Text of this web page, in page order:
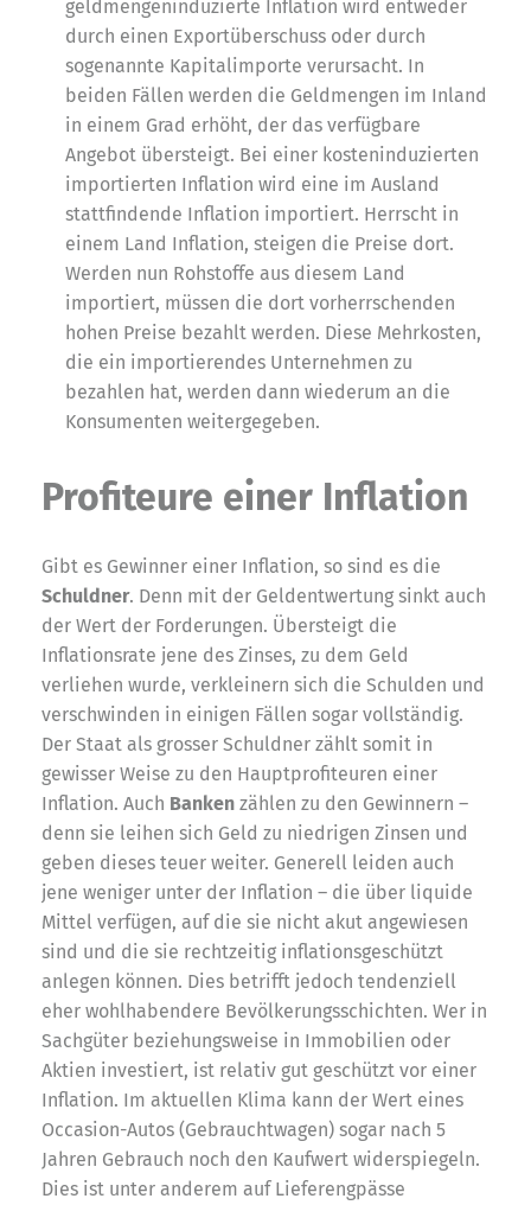
geldmengeninduzierte Inflation wird entweder
durch einen Exportüberschuss oder durch
sogenannte Kapitalimporte verursacht. In
beiden Fällen werden die Geldmengen im Inland
in einem Grad erhöht, der das verfügbare
Angebot übersteigt. Bei einer kosteninduzierten
importierten Inflation wird eine im Ausland
stattfindende Inflation importiert. Herrscht in
einem Land Inflation, steigen die Preise dort.
Werden nun Rohstoffe aus diesem Land
importiert, müssen die dort vorherrschenden
hohen Preise bezahlt werden. Diese Mehrkosten,
die ein importierendes Unternehmen zu
bezahlen hat, werden dann wiederum an die
Konsumenten weitergegeben.
Profiteure einer Inflation
Gibt es Gewinner einer Inflation, so sind es die
Schuldner. Denn mit der Geldentwertung sinkt auch
der Wert der Forderungen. Übersteigt die
Inflationsrate jene des Zinses, zu dem Geld
verliehen wurde, verkleinern sich die Schulden und
verschwinden in einigen Fällen sogar vollständig.
Der Staat als grosser Schuldner zählt somit in
gewisser Weise zu den Hauptprofiteuren einer
Inflation. Auch Banken zählen zu den Gewinnern –
denn sie leihen sich Geld zu niedrigen Zinsen und
geben dieses teuer weiter. Generell leiden auch
jene weniger unter der Inflation – die über liquide
Mittel verfügen, auf die sie nicht akut angewiesen
sind und die sie rechtzeitig inflationsgeschützt
anlegen können. Dies betrifft jedoch tendenziell
eher wohlhabendere Bevölkerungsschichten. Wer in
Sachgüter beziehungsweise in Immobilien oder
Aktien investiert, ist relativ gut geschützt vor einer
Inflation. Im aktuellen Klima kann der Wert eines
Occasion-Autos (Gebrauchtwagen) sogar nach 5
Jahren Gebrauch noch den Kaufwert widerspiegeln.
Dies ist unter anderem auf Lieferengpässe